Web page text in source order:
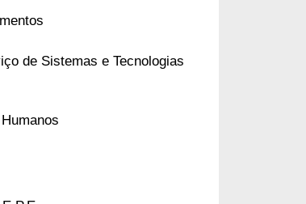
de Sistemas e Tecnologias